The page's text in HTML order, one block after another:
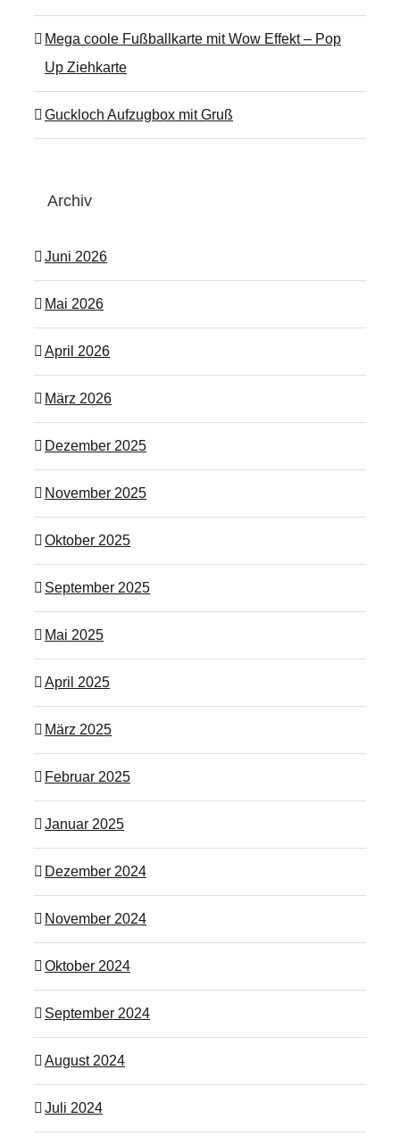
Mega coole Fußballkarte mit Wow Effekt – Pop
Up Ziehkarte
Guckloch Aufzugbox mit Gruß
Archiv
Juni 2026
Mai 2026
April 2026
März 2026
Dezember 2025
November 2025
Oktober 2025
September 2025
Mai 2025
April 2025
März 2025
Februar 2025
Januar 2025
Dezember 2024
November 2024
Oktober 2024
September 2024
August 2024
Juli 2024